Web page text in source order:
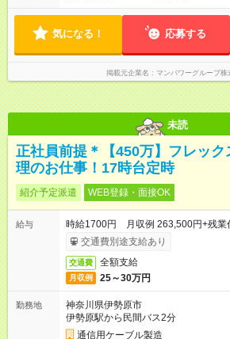
気になる！ 応募する
掲載元企業名 マンパワーグループ株
未読
正社員前提＊【450万】フレック
理のお仕事！17時台定時
紹介予定派遣 WEB登録・面接OK
給与
時給1700円 月収例 263,500円+残業
交通費別途支給あり
交通費 全額支給
月収例 25～30万円
勤務地
神奈川県伊勢原市
伊勢原駅から民間バス2分
通信用ケーブル製造